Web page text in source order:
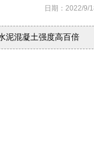
日期：2022/9/
泥混凝土强度高百倍